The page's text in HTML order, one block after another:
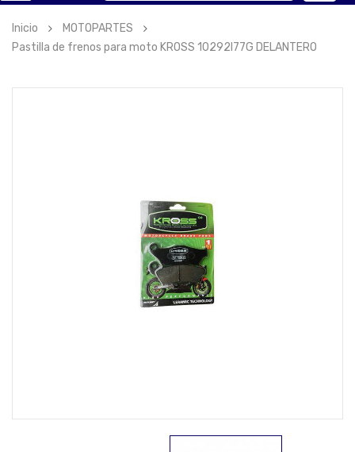
Inicio
MOTOPARTES
Pastilla de frenos para moto KROSS 10292I77G DELANTERO